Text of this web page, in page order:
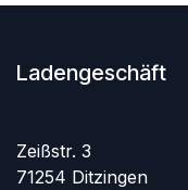
Ladengeschäft
Zeißstr. 3
71254 Ditzingen